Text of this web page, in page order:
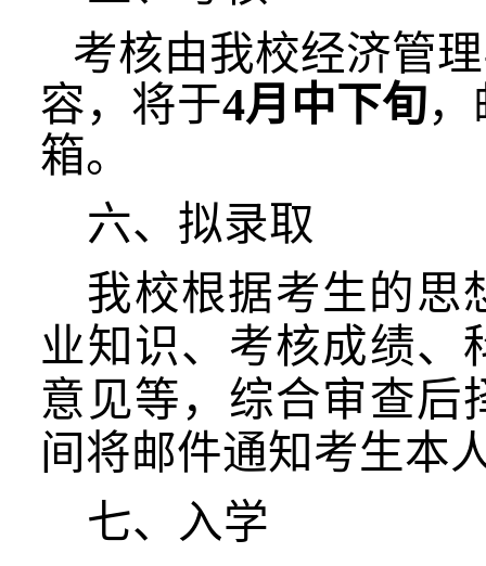
考核由我校经济管
容，将于4月中下旬
箱。
六、 拟录取
我校根据考生的思
业知识、考核成绩、
意见等，综合审查后
间将邮件通知考生本
七、入学